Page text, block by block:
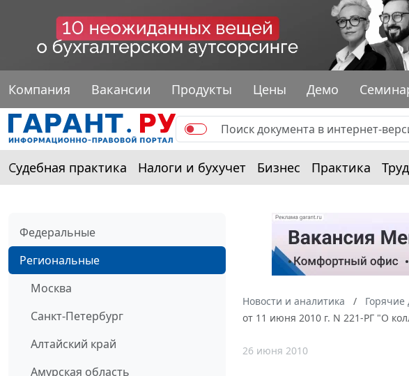
Компания Вакансии Продукты Цены Демо
Судебная практика Налоги и бухучет Бизнес Практика Труд
Федеральные
Региональные
Москва
Санкт-Петербург
Алтайский край
Амурская область
Новости и аналитика Горячие
от 11 июня 2010 г. N 221-РГ "О
26 июня 2010